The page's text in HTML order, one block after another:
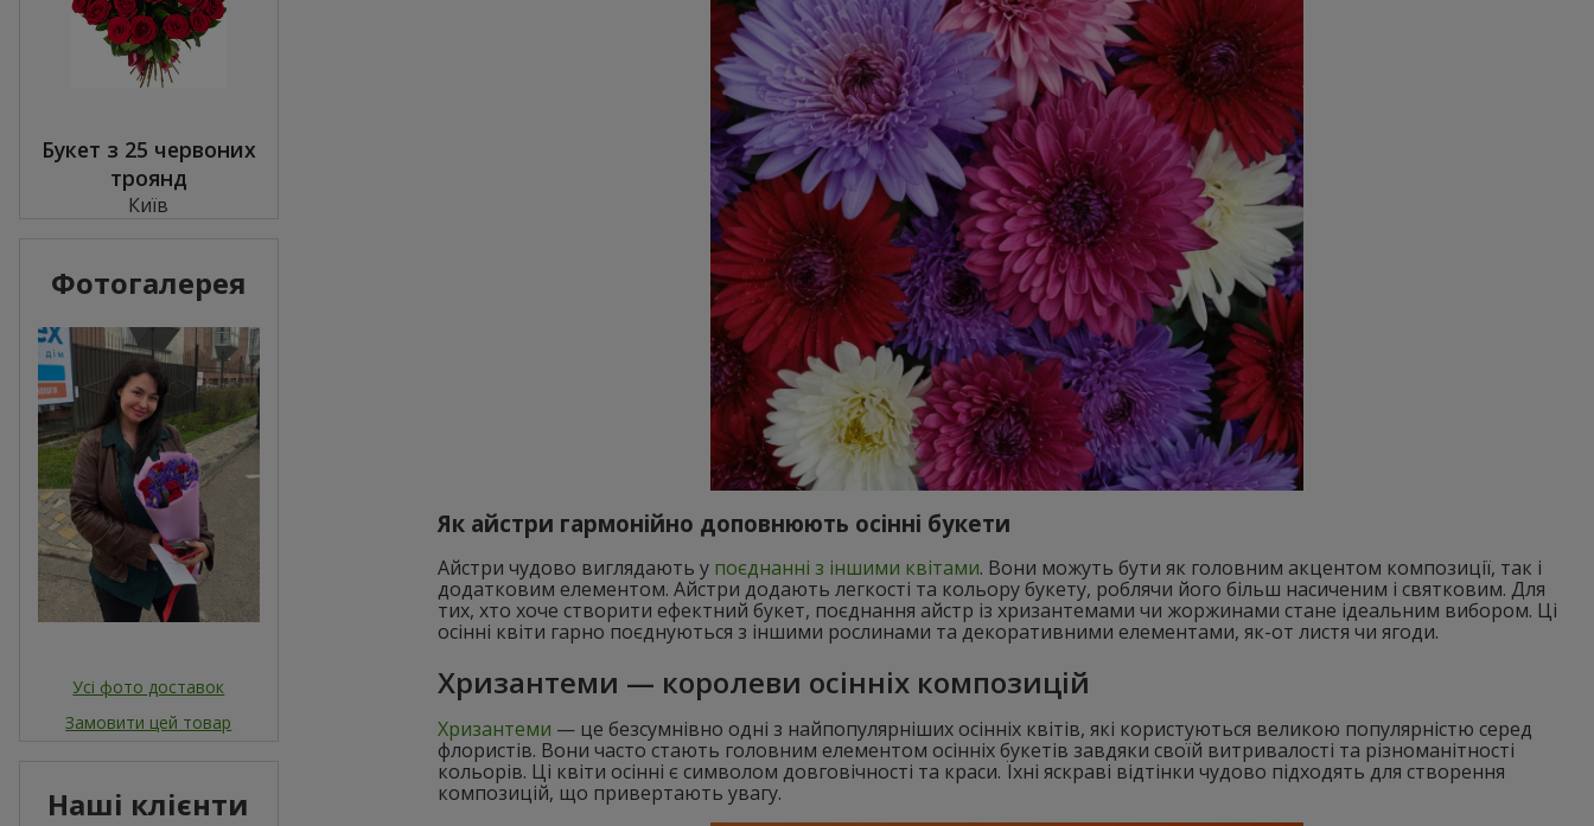
Як айстри гармонійно доповнюють осінні букети
Айстри чудово виглядають у поєднанні з іншими квітами. Вони можуть бути як головним акцентом композиції, так і
додатковим елементом. Айстри додають легкості та кольору букету, роблячи його більш насиченим і святковим. Для
тих, хто хоче створити ефектний букет, поєднання айстр із хризантемами чи жоржинами стане ідеальним вибором. Ці
осінні квіти гарно поєднуються з іншими рослинами та декоративними елементами, як-от листя чи ягоди.
Хризантеми — королеви осінніх композицій
Хризантеми — це безсумнівно одні з найпопулярніших осінніх квітів, які користуються великою популярністю серед
флористів. Вони часто стають головним елементом осінніх букетів завдяки своїй витривалості та різноманітності
кольорів. Ці квіти осінні є символом довговічності та краси. Їхні яскраві відтінки чудово підходять для створення
композицій, що привертають увагу.
Букет з 25 червоних
троянд
Київ
Фотогалерея
Усі фото доставок
Замовити цей товар
Наші клієнти